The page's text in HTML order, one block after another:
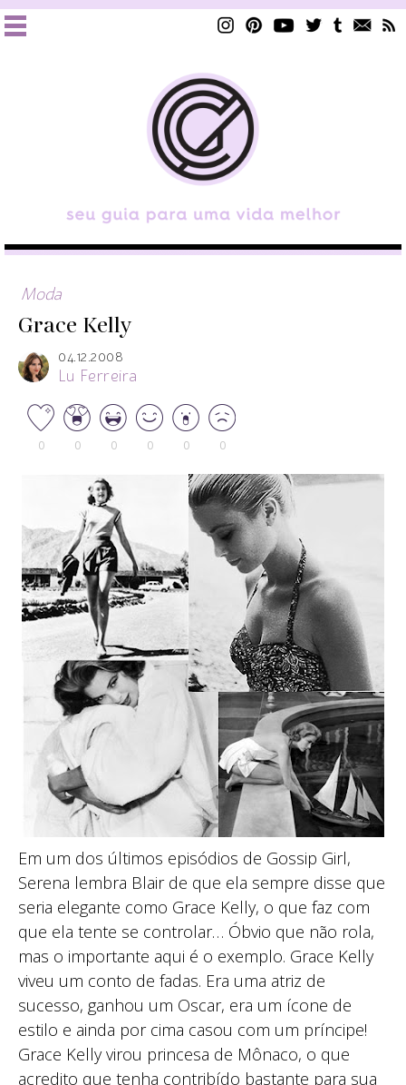
Moda
Grace Kelly
04.12.2008
Lu Ferreira
0 0 0 0 0 0
Em um dos últimos episódios de Gossip Girl,
Serena lembra Blair de que ela sempre disse que
seria elegante como Grace Kelly, o que faz com
que ela tente se controlar… Óbvio que não rola,
mas o importante aqui é o exemplo. Grace Kelly
viveu um conto de fadas. Era uma atriz de
sucesso, ganhou um Oscar, era um ícone de
estilo e ainda por cima casou com um príncipe!
Grace Kelly virou princesa de Mônaco, o que
acredito que tenha contribído bastante para sua